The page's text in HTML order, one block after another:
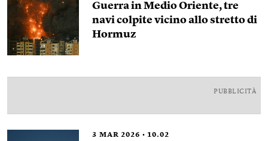
Guerra in Medio Oriente, tre
navi colpite vicino allo stretto di
Hormuz
PUBBLICITÀ
3 MAR 2026 10.02